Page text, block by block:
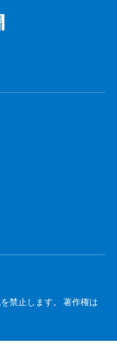
禁止します。 著作権は